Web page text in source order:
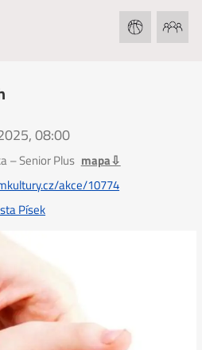
08:00
– Senior Plus mapa⇩
akce/10774
Písek